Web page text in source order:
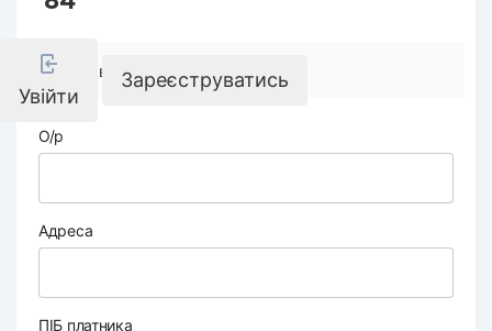
Увійти
Зареєструватись
Реквізити компанії
О/р
Адреса
ПІБ платника